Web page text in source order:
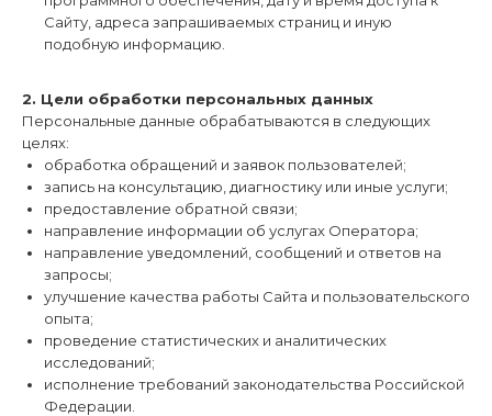
Сайту, адреса запрашиваемых страниц и иную
подобную информацию.
2. Цели обработки персональных данных
Персональные данные обрабатываются в следующих
целях:
обработка обращений и заявок пользователей;
запись на консультацию, диагностику или иные услуги;
предоставление обратной связи;
направление информации об услугах Оператора;
направление уведомлений, сообщений и ответов на
запросы;
улучшение качества работы Сайта и пользовательского
опыта;
проведение статистических и аналитических
исследований;
исполнение требований законодательства Российской
Федерации.